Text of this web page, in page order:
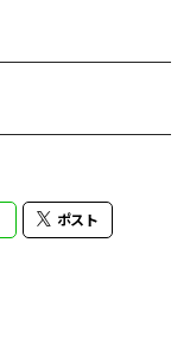
ポスト